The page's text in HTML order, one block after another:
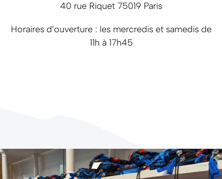
40 rue Riquet 75019 Paris
Horaires d’ouverture : les mercredis et samedis de
11h à 17h45